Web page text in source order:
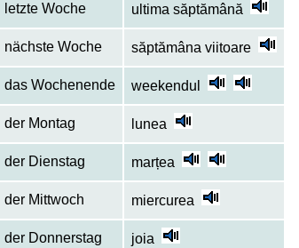
letzte Woche ultima săptămână
nächste Woche săptămâna viitoare
das Wochenende weekendul
der Montag lunea
der Dienstag marțea
der Mittwoch miercurea
der Donnerstag joia